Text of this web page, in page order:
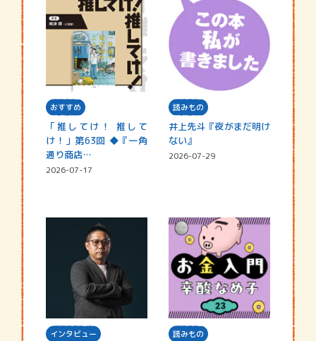
おすすめ
「推してけ！ 推して
け！」第63回 ◆『一角
通り商店…
2026-07-17
読みもの
井上先斗『夜がまだ明け
ない』
2026-07-29
インタビュー 読みもの